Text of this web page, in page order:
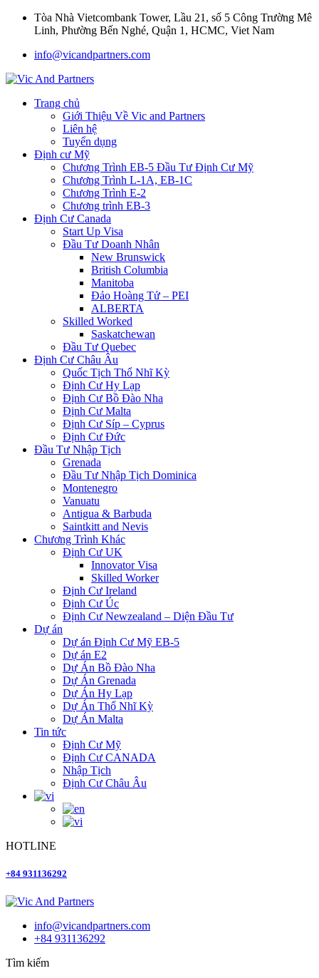
Tòa Nhà Vietcombank Tower, Lầu 21, số 5 Công Trường Mê
Linh, Phường Bến Nghé, Quận 1, HCMC, Viet Nam
info@vicandpartners.com
Trang chủ
Giới Thiệu Về Vic and Partners
Liên hệ
Tuyển dụng
Định cư Mỹ
Chương Trình EB-5 Đầu Tư Định Cư Mỹ
Chương Trình L-1A, EB-1C
Chương Trình E-2
Chương trình EB-3
Định Cư Canada
Start Up Visa
Đầu Tư Doanh Nhân
New Brunswick
British Columbia
Manitoba
Đảo Hoàng Tử – PEI
ALBERTA
Skilled Worked
Saskatchewan
Đầu Tư Quebec
Định Cư Châu Âu
Quốc Tịch Thổ Nhĩ Kỳ
Định Cư Hy Lạp
Định Cư Bồ Đào Nha
Định Cư Malta
Định Cư Síp – Cyprus
Định Cư Đức
Đầu Tư Nhập Tịch
Grenada
Đầu Tư Nhập Tịch Dominica
Montenegro
Vanuatu
Antigua & Barbuda
Saintkitt and Nevis
Chương Trình Khác
Định Cư UK
Innovator Visa
Skilled Worker
Định Cư Ireland
Định Cư Úc
Định Cư Newzealand – Diện Đầu Tư
Dự án
Dự án Định Cư Mỹ EB-5
Dự án E2
Dự Án Bồ Đào Nha
Dự Án Grenada
Dự Án Hy Lạp
Dự Án Thổ Nhĩ Kỳ
Dự Án Malta
Tin tức
Định Cư Mỹ
Định Cư CANADA
Nhập Tịch
Định Cư Châu Âu
HOTLINE
+84 931136292
info@vicandpartners.com
+84 931136292
Tìm kiếm